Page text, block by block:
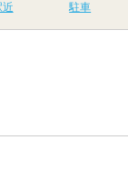
近 駐車